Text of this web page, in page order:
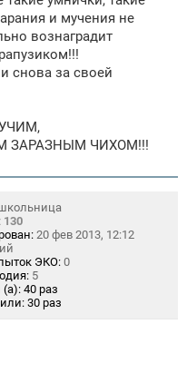
и мучения не
вознаградит
снова за своей
ЧИХОМ!!!
130
20 фев 2013, 12:12
ЭКО: 0
5
(а): 40 раз
30 раз